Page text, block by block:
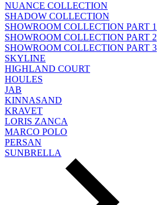
NUANCE COLLECTION
SHADOW COLLECTION
SHOWROOM COLLECTION PART 1
SHOWROOM COLLECTION PART 2
SHOWROOM COLLECTION PART 3
SKYLINE
HIGHLAND COURT
HOULES
JAB
KINNASAND
KRAVET
LORIS ZANCA
MARCO POLO
PERSAN
SUNBRELLA